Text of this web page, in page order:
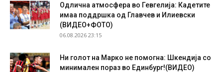
Одлична атмосфера во Гевгелија: Кадетите
имаа поддршка од Главчев и Илиевски
(ВИДЕО+ФОТО)
06.08.2026 23:15
Ни голот на Марко не помогна: Шкендија со
минимален пораз во Единбург!(ВИДЕО)